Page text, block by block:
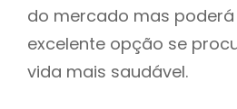
do mercado mas
excelente opção se
vida mais saudável.